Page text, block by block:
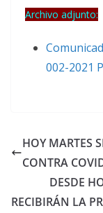
Archivo adjunto:
002-2021
HOY MARTES
CONTRA
DESDE
RECIBIRÁN LA